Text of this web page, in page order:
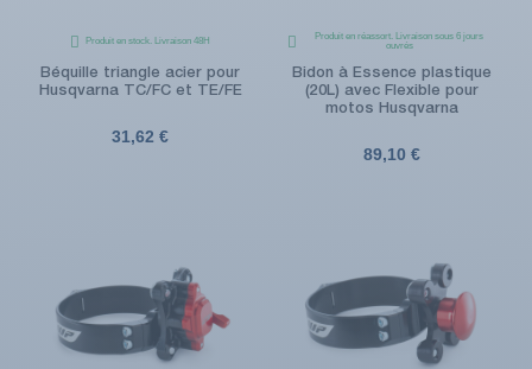
Produit en stock. Livraison 48H
Béquille triangle acier pour
Husqvarna TC/FC et TE/FE
31,62 €
Produit en réassort. Livraison sous 6 jours
ouvrés
Bidon à Essence plastique
(20L) avec Flexible pour
motos Husqvarna
89,10 €